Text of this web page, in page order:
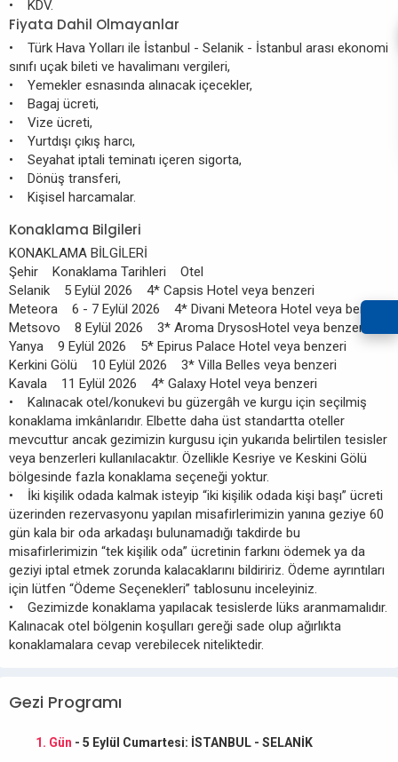
• KDV.
Fiyata Dahil Olmayanlar
• Türk Hava Yolları ile İstanbul - Selanik - İstanbul arası ekonomi
sınıfı uçak bileti ve havalimanı vergileri,
• Yemekler esnasında alınacak içecekler,
• Bagaj ücreti,
• Vize ücreti,
• Yurtdışı çıkış harcı,
• Seyahat iptali teminatı içeren sigorta,
• Dönüş transferi,
• Kişisel harcamalar.
Konaklama Bilgileri
KONAKLAMA BİLGİLERİ
Şehir Konaklama Tarihleri Otel
Selanik 5 Eylül 2026 4* Capsis Hotel veya benzeri
Meteora 6 - 7 Eylül 2026 4* Divani Meteora Hotel veya benzeri
Metsovo 8 Eylül 2026 3* Aroma DrysosHotel veya benzeri
Yanya 9 Eylül 2026 5* Epirus Palace Hotel veya benzeri
Kerkini Gölü 10 Eylül 2026 3* Villa Belles veya benzeri
Kavala 11 Eylül 2026 4* Galaxy Hotel veya benzeri
• Kalınacak otel/konukevi bu güzergâh ve kurgu için seçilmiş
konaklama imkânlarıdır. Elbette daha üst standartta oteller
mevcuttur ancak gezimizin kurgusu için yukarıda belirtilen tesisler
veya benzerleri kullanılacaktır. Özellikle Kesriye ve Keskini Gölü
bölgesinde fazla konaklama seçeneği yoktur.
• İki kişilik odada kalmak isteyip “iki kişilik odada kişi başı” ücreti
üzerinden rezervasyonu yapılan misafirlerimizin yanına geziye 60
gün kala bir oda arkadaşı bulunamadığı takdirde bu
misafirlerimizin “tek kişilik oda” ücretinin farkını ödemek ya da
geziyi iptal etmek zorunda kalacaklarını bildiririz. Ödeme ayrıntıları
için lütfen “Ödeme Seçenekleri” tablosunu inceleyiniz.
• Gezimizde konaklama yapılacak tesislerde lüks aranmamalıdır.
Kalınacak otel bölgenin koşulları gereği sade olup ağırlıkta
konaklamalara cevap verebilecek niteliktedir.
Gezi Programı
1. Gün - 5 Eylül Cumartesi: İSTANBUL - SELANİK